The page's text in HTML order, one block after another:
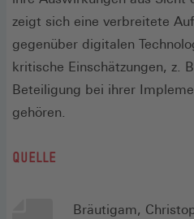
zeigt sich eine verbreitete
gegenüber digitalen
kritische Einschätzungen, z.
Beteiligung bei ihrer
gehören.
QUELLE
Bräutigam,